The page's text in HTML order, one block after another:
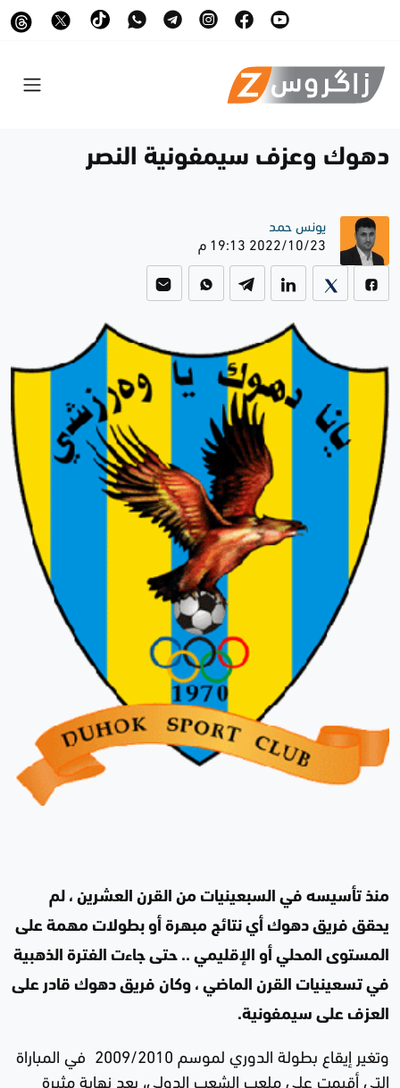
دهوك وعزف سيمفونية النصر
يونس حمد
2022/10/23 19:13 م
منذ تأسيسه في السبعينيات من القرن العشرين ، لم
يحقق فريق دهوك أي نتائج مبهرة أو بطولات مهمة على
المستوى المحلي أو الإقليمي .. حتى جاءت الفترة الذهبية
في تسعينيات القرن الماضي ، وكان فريق دهوك قادر على
العزف على سيمفونية.
وتغير إيقاع بطولة الدوري لموسم 2009/2010 في المباراة
التي أقيمت على ملعب الشعب الدولي، بعد نهاية مثيرة